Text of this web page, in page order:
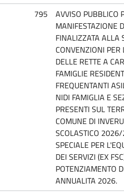
795
AVVISO PUBBLICO
MANIFESTAZIONE
FINALIZZATA ALLA
CONVENZIONI PER
DELLE RETTE A
FAMIGLIE
FREQUENTANTI
NIDI FAMIGLIA E
PRESENTI SUL
COMUNE DI
SCOLASTICO
SPECIALE PER
DEI SERVIZI (EX
POTENZIAMENTO
ANNUALITA 2026.